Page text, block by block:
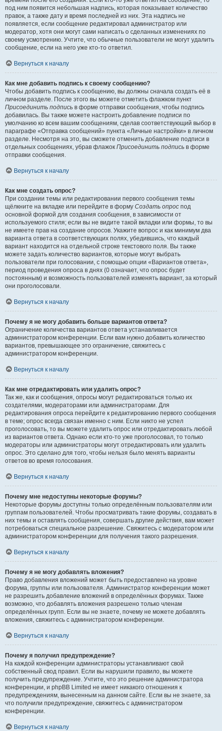
под ним появится небольшая надпись, которая показывает количество
правок, а также дату и время последней из них. Эта надпись не
появляется, если сообщение редактировал администратор или
модератор, хотя они могут сами написать о сделанных изменениях по
своему усмотрению. Учтите, что обычные пользователи не могут удалить
сообщение, если на него уже кто-то ответил.
Вернуться к началу
Как мне добавить подпись к своему сообщению?
Чтобы добавить подпись к сообщению, вы должны сначала создать её в
личном разделе. После этого вы можете отметить флажком пункт
Присоединить подпись в форме отправки сообщения, чтобы подпись
добавилась. Вы также можете настроить добавление подписи по
умолчанию ко всем вашим сообщениям, сделав соответствующий выбор в
параграфе «Отправка сообщений» пункта «Личные настройки» в личном
разделе. Несмотря на это, вы сможете отменить добавление подписи в
отдельных сообщениях, убрав флажок Присоединить подпись в форме
отправки сообщения.
Вернуться к началу
Как мне создать опрос?
При создании темы или редактировании первого сообщения темы
щёлкните на вкладке или перейдите в форму Создать опрос под
основной формой для создания сообщения, в зависимости от
используемого стиля; если вы не видите такой вкладки или формы, то вы
не имеете прав на создание опросов. Укажите вопрос и как минимум два
варианта ответа в соответствующих полях, убедившись, что каждый
вариант находится на отдельной строке текстового поля. Вы также
можете задать количество вариантов, которые могут выбрать
пользователи при голосовании, с помощью опции «Вариантов ответа»,
период проведения опроса в днях (0 означает, что опрос будет
постоянным) и возможность пользователей изменять вариант, за который
они проголосовали.
Вернуться к началу
Почему я не могу добавить больше вариантов ответа?
Ограничение количества вариантов ответа устанавливается
администратором конференции. Если вам нужно добавить количество
вариантов, превышающее это ограничение, свяжитесь с
администратором конференции.
Вернуться к началу
Как мне отредактировать или удалить опрос?
Так же, как и сообщения, опросы могут редактироваться только их
создателями, модераторами или администраторами. Для
редактирования опроса перейдите к редактированию первого сообщения
в теме; опрос всегда связан именно с ним. Если никто не успел
проголосовать, то вы можете удалить опрос или отредактировать любой
из вариантов ответа. Однако если кто-то уже проголосовал, то только
модераторы или администраторы могут отредактировать или удалить
опрос. Это сделано для того, чтобы нельзя было менять варианты
ответов во время голосования.
Вернуться к началу
Почему мне недоступны некоторые форумы?
Некоторые форумы доступны только определённым пользователям или
группам пользователей. Чтобы просматривать такие форумы, создавать в
них темы и оставлять сообщения, совершать другие действия, вам может
потребоваться специальное разрешение. Свяжитесь с модератором или
администратором конференции для получения такого разрешения.
Вернуться к началу
Почему я не могу добавлять вложения?
Право добавления вложений может быть предоставлено на уровне
форума, группы или пользователя. Администратор конференции может
не разрешить добавление вложений в определённых форумах. Также
возможно, что добавлять вложения разрешено только членам
определённых групп. Если вы не знаете, почему не можете добавлять
вложения, свяжитесь с администратором конференции.
Вернуться к началу
Почему я получил предупреждение?
На каждой конференции администраторы устанавливают свой
собственный свод правил. Если вы нарушили правило, вы можете
получить предупреждение. Учтите, что это решение администратора
конференции, и phpBB Limited не имеет никакого отношения к
предупреждениям, вынесенным на данном сайте. Если вы не знаете, за
что получили предупреждение, свяжитесь с администратором
конференции.
Вернуться к началу